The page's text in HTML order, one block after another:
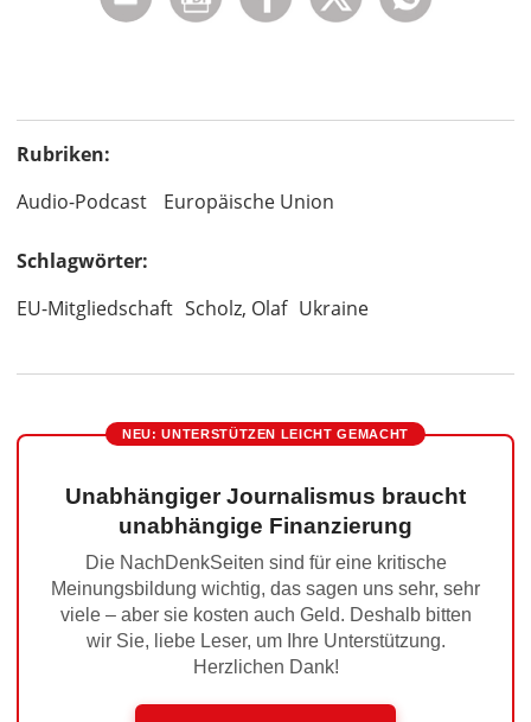
Rubriken:
Audio-Podcast
Europäische Union
Schlagwörter:
EU-Mitgliedschaft Scholz, Olaf Ukraine
NEU: UNTERSTÜTZEN LEICHT GEMACHT
Unabhängiger Journalismus braucht
unabhängige Finanzierung
Die NachDenkSeiten sind für eine kritische
Meinungsbildung wichtig, das sagen uns sehr, sehr
viele – aber sie kosten auch Geld. Deshalb bitten
wir Sie, liebe Leser, um Ihre Unterstützung.
Herzlichen Dank!